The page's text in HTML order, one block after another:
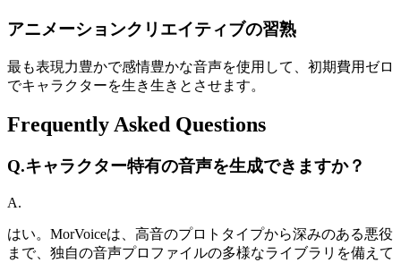
アニメーションクリエイティブの習熟
最も表現力豊かで感情豊かな音声を使用して、初期費用ゼロ
でキャラクターを生き生きとさせます。
Frequently Asked Questions
Q.キャラクター特有の音声を生成できますか？
A.
はい。MorVoiceは、高音のプロトタイプから深みのある悪役
まで、独自の音声プロファイルの多様なライブラリを備えて